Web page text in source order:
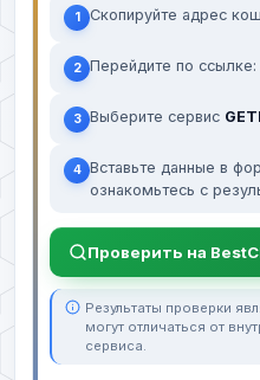
1 Скопируйте адрес
2 Перейдите по ссылке:
3 Выберите сервис
4 Вставьте данные в
ознакомьтесь с
Проверить на
Результаты проверки
могут отличаться от
сервиса.